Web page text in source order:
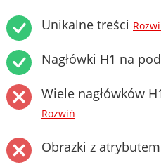
Unikalne treści
Nagłówki H1 na
Wiele nagłówków
Rozwiń
Obrazki z